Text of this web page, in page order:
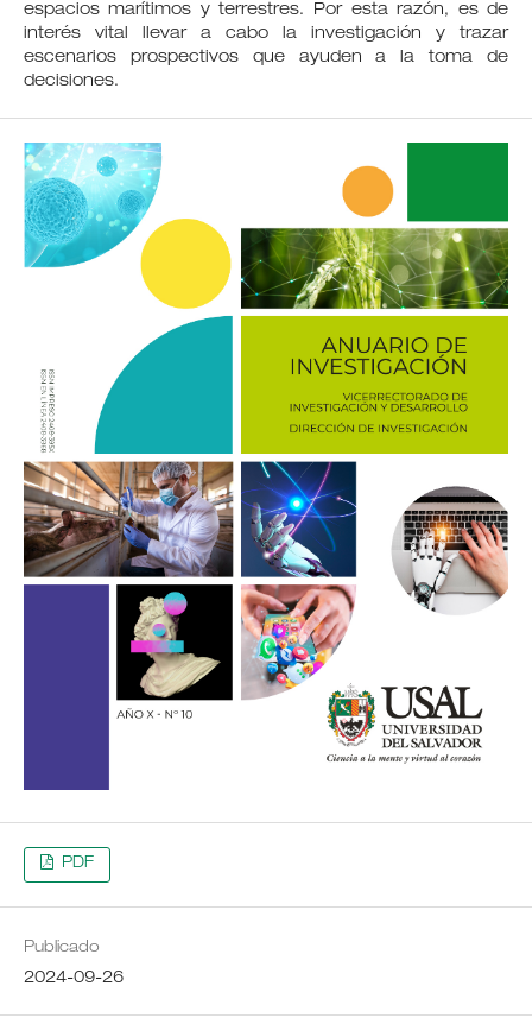
espacios marítimos y terrestres. Por esta razón, es de
interés vital llevar a cabo la investigación y trazar
escenarios prospectivos que ayuden a la toma de
decisiones.
PDF
Publicado
2024-09-26